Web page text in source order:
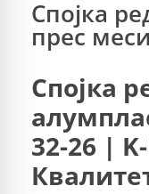
Спојка
прес
Спојка
32-26 |